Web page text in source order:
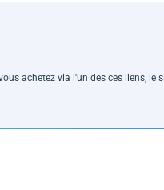
achetez via l'un des ces liens,